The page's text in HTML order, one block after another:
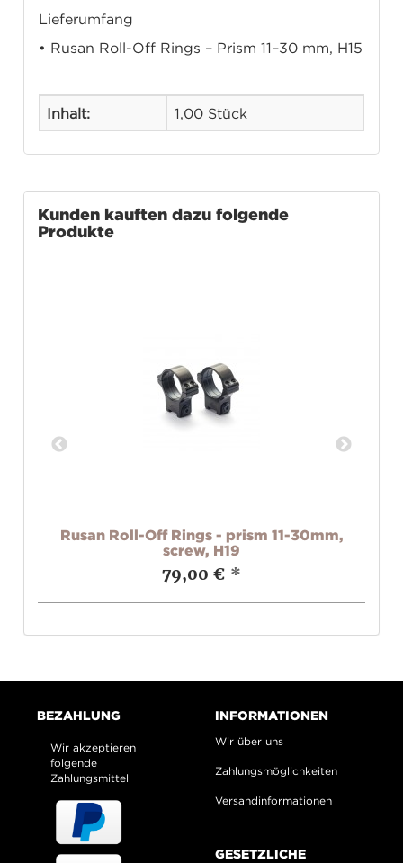
Lieferumfang
• Rusan Roll-Off Rings – Prism 11–30 mm, H15
Inhalt: 1,00 Stück
Kunden kauften dazu folgende
Produkte
Rusan Roll-Off Rings - prism 11-30mm,
screw, H19
79,00 € *
BEZAHLUNG
Wir akzeptieren
folgende
Zahlungsmittel
INFORMATIONEN
Wir über uns
Zahlungsmöglichkeiten
Versandinformationen
GESETZLICHE